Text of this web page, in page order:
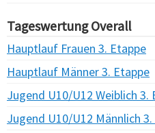
Tageswertung Overall
Hauptlauf Frauen 3. Etappe
Hauptlauf Männer 3. Etappe
Jugend U10/U12 Weiblich 3.
Jugend U10/U12 Männlich